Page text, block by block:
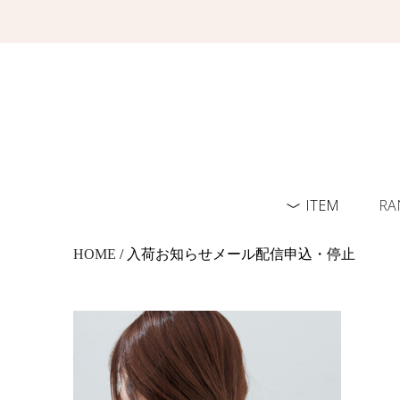
ITEM
HOME / 入荷お知らせメール配信申込・停止